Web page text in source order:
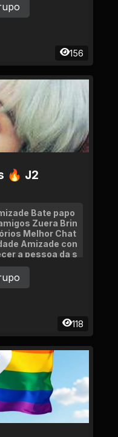
156
🔥 J2
Bate papo
Zuera Brin
Melhor Chat
Amizade con
a pessoa da s
118